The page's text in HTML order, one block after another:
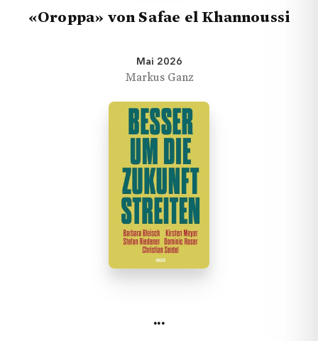
«Oroppa» von Safae el Khannoussi
Mai 2026
Markus Ganz
...